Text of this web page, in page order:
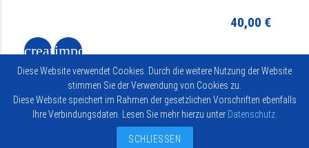
40,00 €
createimport_contacts
add_shopping_cart IN DEN WARENKORB
Impressum Vertrag widerrufen
© 2026
Hofmann-
Kontakt
Diese Website verwendet Cookies. Durch die weitere Nutzung der Website
stimmen Sie der Verwendung von Cookies zu.
Diese Website speichert im Rahmen der gesetzlichen Vorschriften ebenfalls
Ihre Verbindungsdaten. Lesen Sie mehr hierzu unter Datenschutz.
SCHLIESSEN